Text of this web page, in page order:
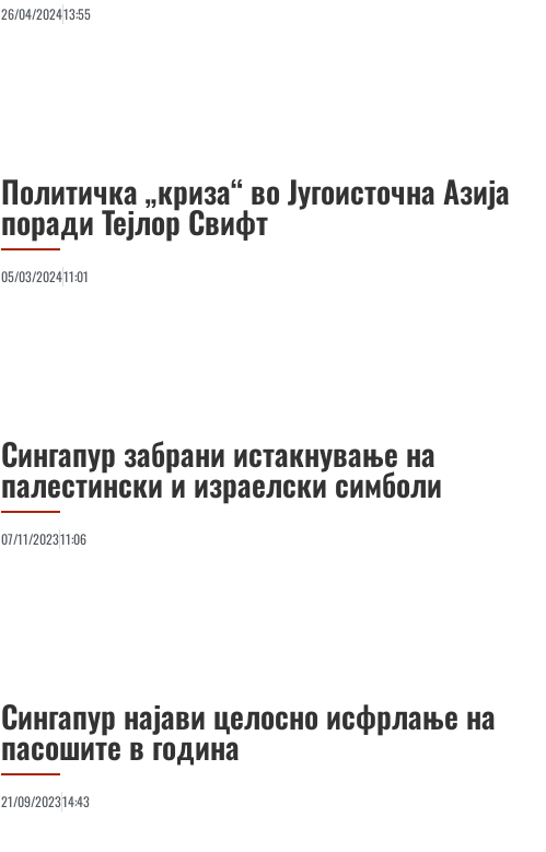
26/04/202413:55
Политичка „криза“ во Југоисточна Азија
поради Тејлор Свифт
05/03/202411:01
Сингапур забрани истакнување на
палестински и израелски симболи
07/11/202311:06
Сингапур најави целосно исфрлање на
пасошите в година
21/09/202314:43